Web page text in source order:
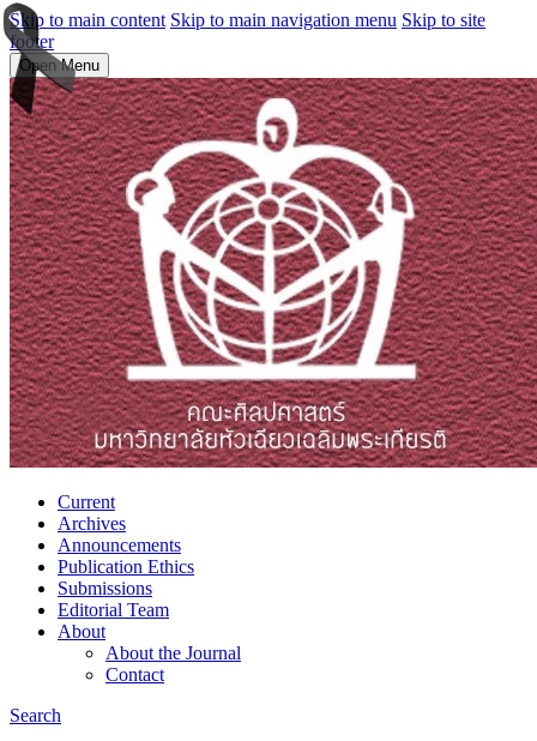
Skip to main content Skip to main navigation menu Skip to site
footer
Open Menu
Current
Archives
Announcements
Publication Ethics
Submissions
Editorial Team
About
About the Journal
Contact
Search